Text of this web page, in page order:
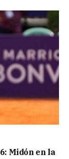
Midón en la